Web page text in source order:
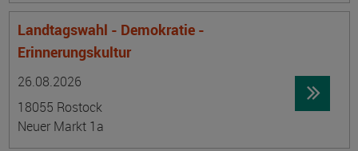
Landtagswahl - Demokratie -
Erinnerungskultur
26.08.2026
18055 Rostock
Neuer Markt 1a